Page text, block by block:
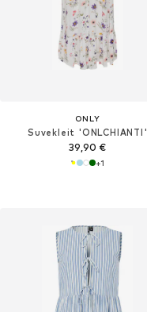
ONLY
Suvekleit 'ONLCHIANTI'
39,90 €
+1